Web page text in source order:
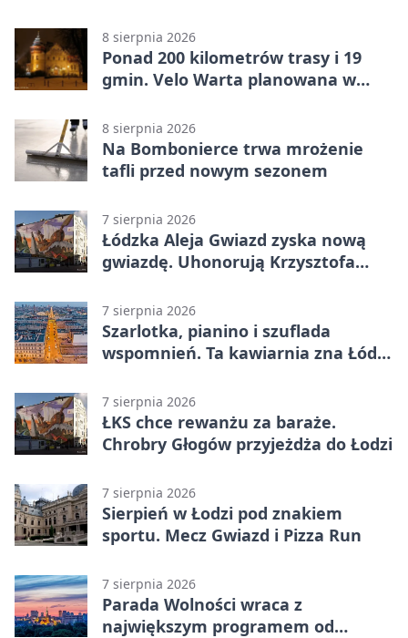
8 sierpnia 2026
Ponad 200 kilometrów trasy i 19
gmin. Velo Warta planowana w
8 sierpnia 2026
Na Bombonierce trwa mrożenie
tafli przed nowym sezonem
7 sierpnia 2026
Łódzka Aleja Gwiazd zyska nową
gwiazdę. Uhonorują Krzysztofa
7 sierpnia 2026
Szarlotka, pianino i szuflada
wspomnień. Ta kawiarnia zna Łódź
7 sierpnia 2026
ŁKS chce rewanżu za baraże.
Chrobry Głogów przyjeżdża do Łodzi
7 sierpnia 2026
Sierpień w Łodzi pod znakiem
sportu. Mecz Gwiazd i Pizza Run
7 sierpnia 2026
Parada Wolności wraca z
największym programem od